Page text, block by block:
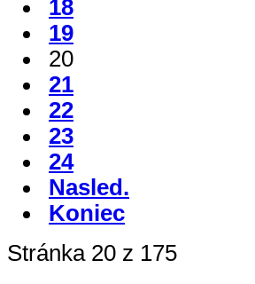
18
19
20
21
22
23
24
Nasled.
Koniec
Stránka 20 z 175